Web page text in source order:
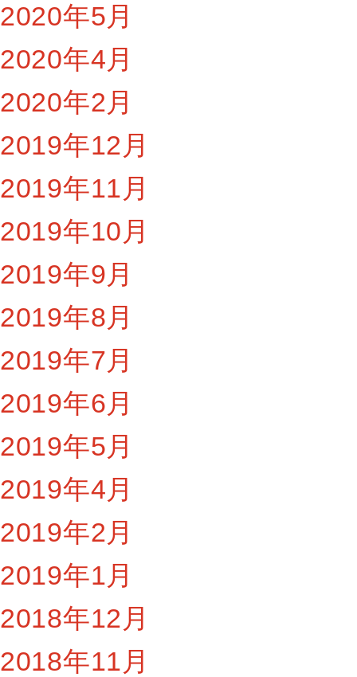
2020年5月
2020年4月
2020年2月
2019年12月
2019年11月
2019年10月
2019年9月
2019年8月
2019年7月
2019年6月
2019年5月
2019年4月
2019年2月
2019年1月
2018年12月
2018年11月